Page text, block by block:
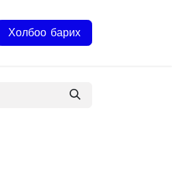
Холбоо барих